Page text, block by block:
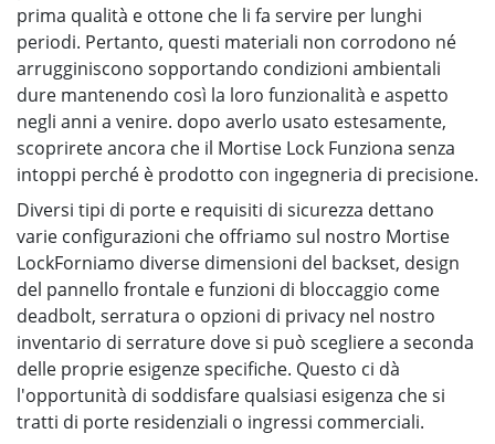
prima qualità e ottone che li fa servire per lunghi
periodi. Pertanto, questi materiali non corrodono né
arrugginiscono sopportando condizioni ambientali
dure mantenendo così la loro funzionalità e aspetto
negli anni a venire. dopo averlo usato estesamente,
scoprirete ancora che il Mortise Lock Funziona senza
intoppi perché è prodotto con ingegneria di precisione.
Diversi tipi di porte e requisiti di sicurezza dettano
varie configurazioni che offriamo sul nostro Mortise
LockForniamo diverse dimensioni del backset, design
del pannello frontale e funzioni di bloccaggio come
deadbolt, serratura o opzioni di privacy nel nostro
inventario di serrature dove si può scegliere a seconda
delle proprie esigenze specifiche. Questo ci dà
l'opportunità di soddisfare qualsiasi esigenza che si
tratti di porte residenziali o ingressi commerciali.